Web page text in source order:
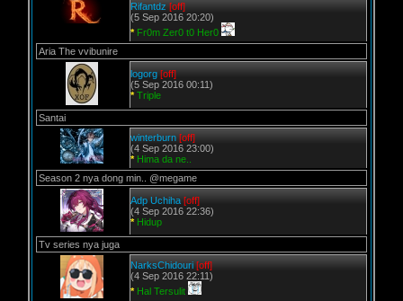
Rifantdz [off]
(5 Sep 2016 20:20)
* Fr0m Zer0 t0 Her0
Aria The vvibunire
logorg [off]
(5 Sep 2016 00:11)
* Triple
Santai
winterburn [off]
(4 Sep 2016 23:00)
* Hima da ne..
Season 2 nya dong min.. @megame
Adp Uchiha [off]
(4 Sep 2016 22:36)
* Hidup
Tv series nya juga
NarksChidouri [off]
(4 Sep 2016 22:11)
* Hal Tersulit